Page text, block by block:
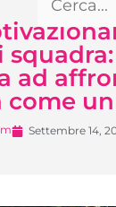
ad
come
Settembre 14,